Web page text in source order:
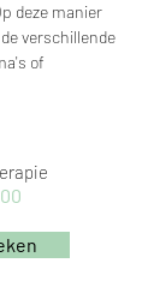
deze manier
verschillende
of
therapie